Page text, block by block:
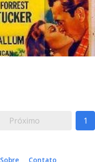
Próximo 1
Sobre Contato